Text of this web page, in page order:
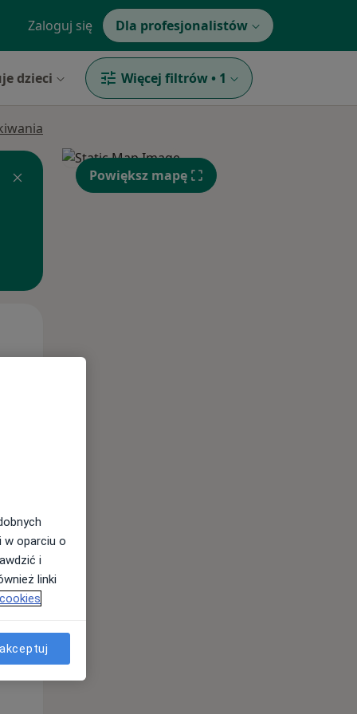
Zaloguj się Dla profesjonalistów
dzieci Więcej filtrów • 1
Wt,
11 Sie
Powiększ mapę
w oparciu o
i
linki